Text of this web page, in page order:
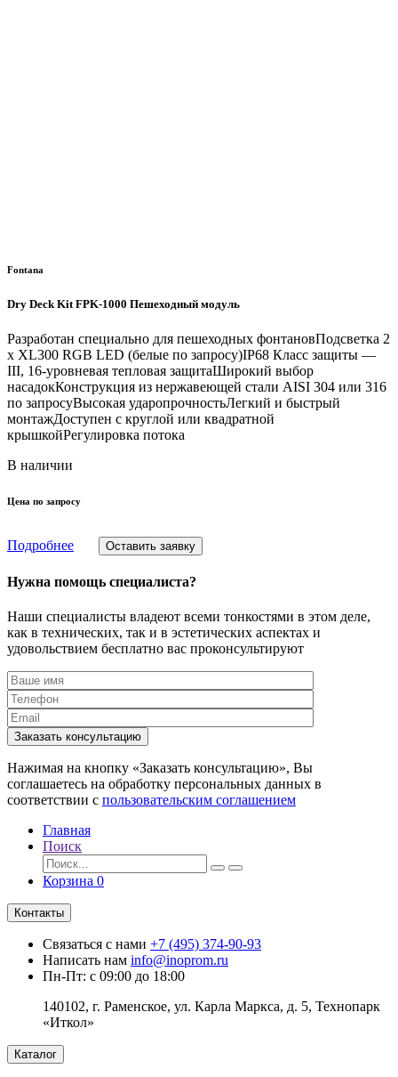
Fontana
Dry Deck Kit FPK-1000 Пешеходный модуль
Разработан специально для пешеходных фонтановПодсветка 2
х XL300 RGB LED (белые по запросу)IP68 Класс защиты —
III, 16-уровневая тепловая защитаШирокий выбор
насадокКонструкция из нержавеющей стали AISI 304 или 316
по запросуВысокая ударопрочностьЛегкий и быстрый
монтажДоступен с круглой или квадратной
крышкойРегулировка потока
В наличии
Цена по запросу
Подробнее Оставить заявку
Нужна помощь специалиста?
Наши специалисты владеют всеми тонкостями в этом деле,
как в технических, так и в эстетических аспектах и
удовольствием бесплатно вас проконсультируют
Заказать консультацию
Нажимая на кнопку «Заказать консультацию», Вы
соглашаетесь на обработку персональных данных в
соответствии с пользовательским соглашением
Главная
Поиск
Корзина 0
Контакты
Связаться с нами +7 (495) 374-90-93
Написать нам info@inoprom.ru
Пн-Пт: с 09:00 до 18:00
140102, г. Раменское, ул. Карла Маркса, д. 5, Технопарк
«Иткол»
Каталог